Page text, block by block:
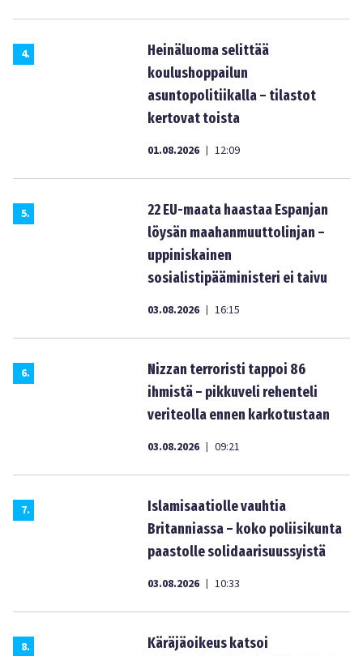
4.
Heinäluoma selittää
koulushoppailun
asuntopolitiikalla – tilastot
kertovat toista
01.08.2026 | 12:09
5.
22 EU-maata haastaa Espanjan
löysän maahanmuuttolinjan –
uppiniskainen
sosialistipääministeri ei taivu
03.08.2026 | 16:15
6.
Nizzan terroristi tappoi 86
ihmistä – pikkuveli rehenteli
veriteolla ennen karkotustaan
03.08.2026 | 09:21
7.
Islamisaatiolle vauhtia
Britanniassa – koko poliisikunta
paastolle solidaarisuussyistä
03.08.2026 | 10:33
8.
Käräjäoikeus katsoi